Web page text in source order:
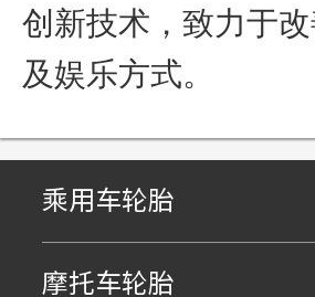
创新技术，致力于
及娱乐方式。
乘用车轮胎
摩托车轮胎